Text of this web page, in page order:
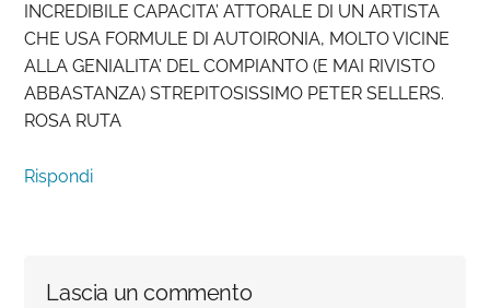
INCREDIBILE CAPACITA’ ATTORALE DI UN ARTISTA
CHE USA FORMULE DI AUTOIRONIA, MOLTO VICINE
ALLA GENIALITA’ DEL COMPIANTO (E MAI RIVISTO
ABBASTANZA) STREPITOSISSIMO PETER SELLERS.
ROSA RUTA
Rispondi
Lascia un commento